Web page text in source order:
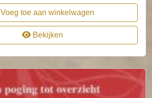
Voeg toe aan winkelwagen
Bekijken